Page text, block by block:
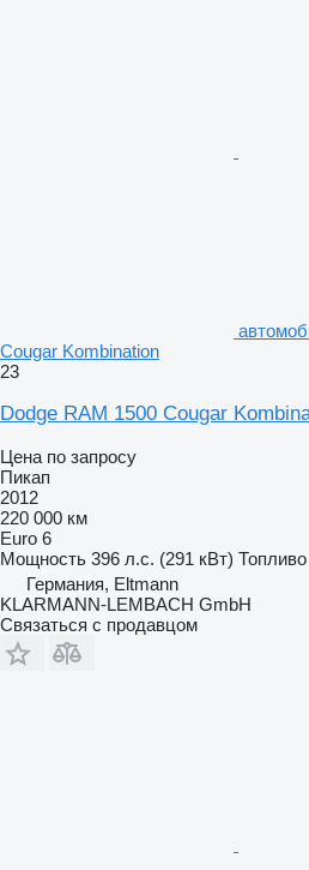
Cougar Kombination
23
Dodge RAM 1500 Cougar
Цена по запросу
Пикап
2012
220 000 км
Euro 6
Мощность 396 л.с. (291 кВт) Топливо
Германия, Eltmann
KLARMANN-LEMBACH GmbH
Связаться с продавцом